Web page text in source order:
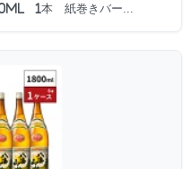
1本 紙巻きバー...